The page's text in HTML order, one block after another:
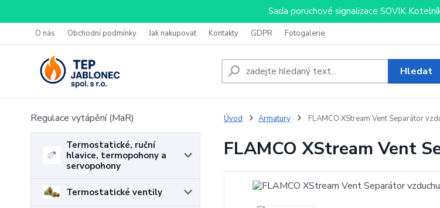
Sada poruchové signalizace SOVIK
O nás Obchodní podmínky Jak nakupovat Kontakty GDPR Fotogalerie
Hledat
Regulace vytápění (MaR)
Termostatické, ruční
hlavice, termopohony a
servopohony
Termostatické ventily
Úvod Armatury FLAMCO XStream Vent Separátor
FLAMCO XStream Vent